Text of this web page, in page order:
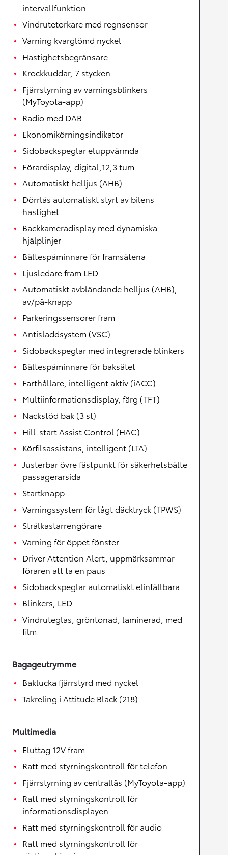
intervallfunktion
Vindrutetorkare med regnsensor
Varning kvarglömd nyckel
Hastighetsbegränsare
Krockkuddar, 7 stycken
Fjärrstyrning av varningsblinkers
(MyToyota-app)
Radio med DAB
Ekonomikörningsindikator
Sidobackspeglar eluppvärmda
Förardisplay, digital,12,3 tum
Automatiskt helljus (AHB)
Dörrlås automatiskt styrt av bilens
hastighet
Backkameradisplay med dynamiska
hjälplinjer
Bältespåminnare för framsätena
Ljusledare fram LED
Automatiskt avbländande helljus (AHB),
av/på-knapp
Parkeringssensorer fram
Antisladdsystem (VSC)
Sidobackspeglar med integrerade blinkers
Bältespåminnare för baksätet
Farthållare, intelligent aktiv (iACC)
Multiinformationsdisplay, färg (TFT)
Nackstöd bak (3 st)
Hill-start Assist Control (HAC)
Körfilsassistans, intelligent (LTA)
Justerbar övre fästpunkt för säkerhetsbälte
passagerarsida
Startknapp
Varningssystem för lågt däcktryck (TPWS)
Strålkastarrengörare
Varning för öppet fönster
Driver Attention Alert, uppmärksammar
föraren att ta en paus
Sidobackspeglar automatiskt elinfällbara
Blinkers, LED
Vindruteglas, gröntonad, laminerad, med
film
Bagageutrymme
Baklucka fjärrstyrd med nyckel
Takreling i Attitude Black (218)
Multimedia
Eluttag 12V fram
Ratt med styrningskontroll för telefon
Fjärrstyrning av centrallås (MyToyota-app)
Ratt med styrningskontroll för
informationsdisplayen
Ratt med styrningskontroll för audio
Ratt med styrningskontroll för